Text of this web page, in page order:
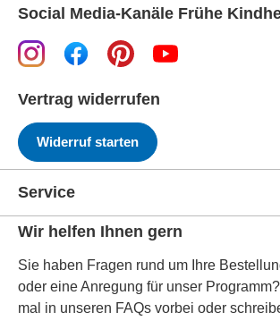
Social Media-Kanäle Frühe
Vertrag widerrufen
Widerruf starten
Service
Wir helfen Ihnen gern
Sie haben Fragen rund um Ihre
oder eine Anregung für unser
mal in unseren FAQs vorbei oder